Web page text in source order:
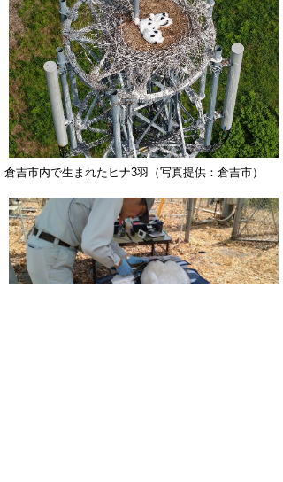
倉吉市内で生まれたヒナ3羽（写真提供：倉吉市）